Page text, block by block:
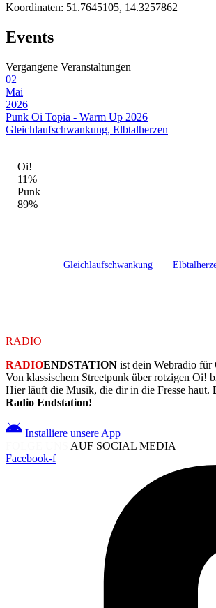
Koordinaten: 51.7645105, 14.3257862
Events
Vergangene Veranstaltungen
02
Mai
2026
Punk Oi Topia - Warm Up 2026
Gleichlaufschwankung, Elbtalherzen
Oi!
11%
Punk
89%
Gleichlaufschwankung
RADIO
RADIOENDSTATION ist dein Webradio
Von klassischem Streetpunk über rotzigen Oi!
Hier läuft die Musik, die dir in die Fresse haut.
Radio Endstation!
Installiere unsere App
AUF SOCIAL MEDIA
Facebook-f